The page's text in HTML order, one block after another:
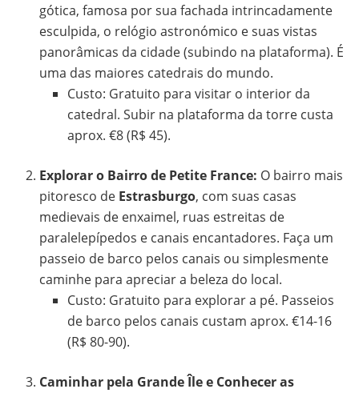
gótica, famosa por sua fachada intrincadamente
esculpida, o relógio astronómico e suas vistas
panorâmicas da cidade (subindo na plataforma). É
uma das maiores catedrais do mundo.
Custo: Gratuito para visitar o interior da
catedral. Subir na plataforma da torre custa
aprox. €8 (R$ 45).
Explorar o Bairro de Petite France: O bairro mais
pitoresco de Estrasburgo, com suas casas
medievais de enxaimel, ruas estreitas de
paralelepípedos e canais encantadores. Faça um
passeio de barco pelos canais ou simplesmente
caminhe para apreciar a beleza do local.
Custo: Gratuito para explorar a pé. Passeios
de barco pelos canais custam aprox. €14-16
(R$ 80-90).
Caminhar pela Grande Île e Conhecer as